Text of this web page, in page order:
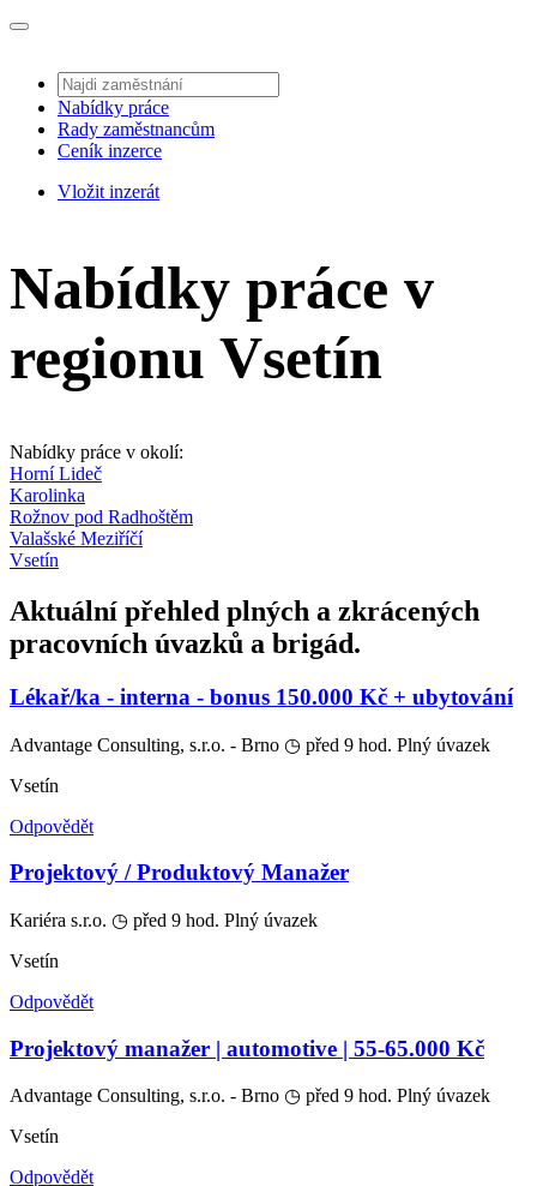
Nabídky práce
Rady zaměstnancům
Ceník inzerce
Vložit inzerát
Nabídky práce v
regionu Vsetín
Nabídky práce v okolí:
Horní Lideč
Karolinka
Rožnov pod Radhoštěm
Valašské Meziříčí
Vsetín
Aktuální přehled plných a zkrácených
pracovních úvazků a brigád.
Lékař/ka - interna - bonus 150.000 Kč + ubytování
Advantage Consulting, s.r.o. - Brno ◷ před 9 hod. Plný úvazek
Vsetín
Odpovědět
Projektový / Produktový Manažer
Kariéra s.r.o. ◷ před 9 hod. Plný úvazek
Vsetín
Odpovědět
Projektový manažer | automotive | 55-65.000 Kč
Advantage Consulting, s.r.o. - Brno ◷ před 9 hod. Plný úvazek
Vsetín
Odpovědět